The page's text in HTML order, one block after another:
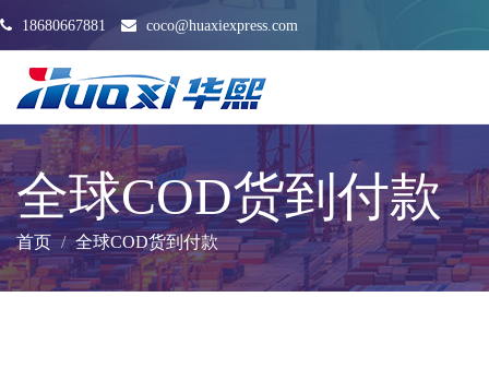
18680667881 coco@huaxiexpress.com
全球COD货到付款
首页 全球COD货到付款